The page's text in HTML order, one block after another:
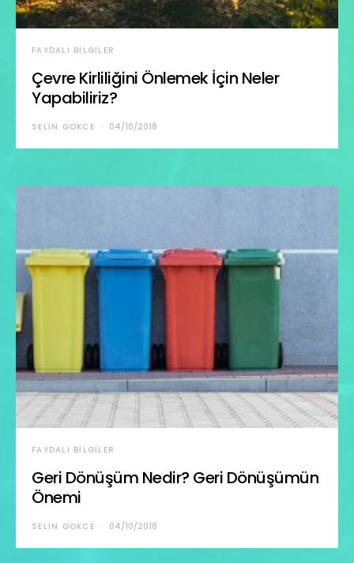
FAYDALI BILGILER
Çevre Kirliliğini Önlemek İçin Neler
Yapabiliriz?
SELIN GOKCE 04/10/2018
FAYDALI BILGILER
Geri Dönüşüm Nedir? Geri Dönüşümün
Önemi
SELIN GOKCE 04/10/2018